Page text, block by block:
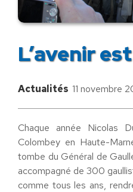
L’avenir
Actualités 11 novembre
Chaque année Nicolas
Colombey en Haute-
tombe du Général de
accompagné de 300
comme tous les ans,